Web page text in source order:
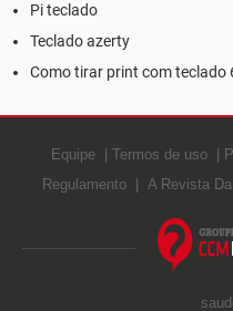
Pi teclado
Teclado azerty
Como tirar print com teclado
Equipe Termos de uso
Regulamento
A Revista